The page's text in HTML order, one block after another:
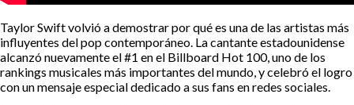
Taylor Swift volvió a demostrar por qué es una de las artistas más
influyentes del pop contemporáneo. La cantante estadounidense
alcanzó nuevamente el #1 en el Billboard Hot 100, uno de los
rankings musicales más importantes del mundo, y celebró el logro
con un mensaje especial dedicado a sus fans en redes sociales.